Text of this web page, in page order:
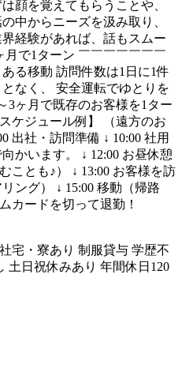
顔を覚えてもらうことや、
中からニーズを汲み取り、
経験があれば、話もスムー
1ターン ￣￣￣￣￣￣￣
る移動 訪問件数は1日に1件
なく、 安全運転でゆとりを
ヶ月で既存のお客様を1ター
ジュール例】 （遠方のお
社・訪問準備 ↓ 10:00 社用
います。 ↓ 12:00 お昼休憩
ことも♪） ↓ 13:00 お客様を訪
ング） ↓ 15:00 移動（帰路
カードを切って退勤！
社宅・寮あり 制服貸与 学歴不
土日祝休みあり 年間休日120